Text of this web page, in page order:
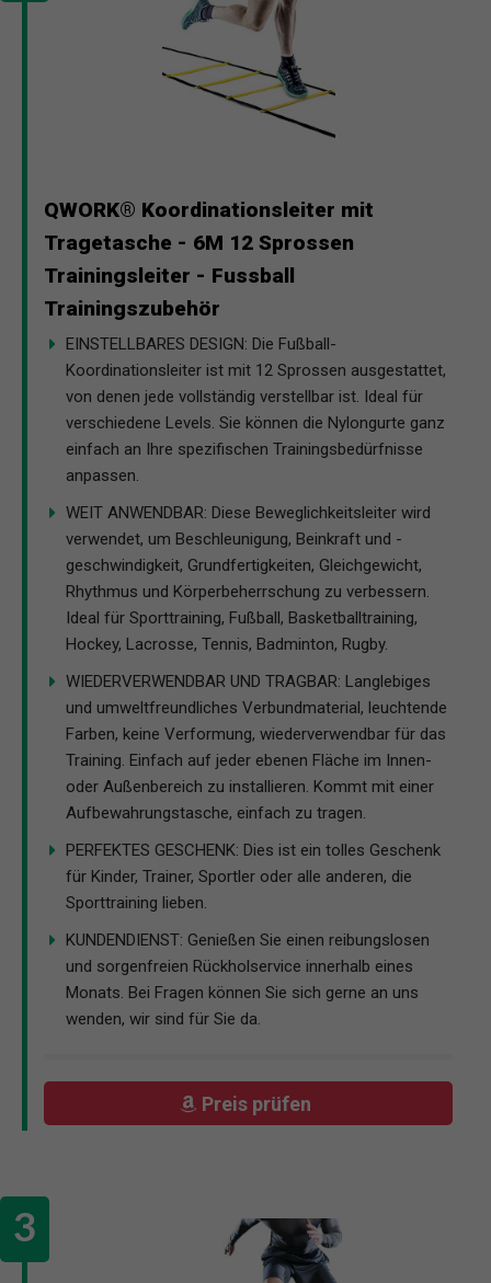
QWORK® Koordinationsleiter mit
Tragetasche - 6M 12 Sprossen
Trainingsleiter - Fussball
Trainingszubehör
EINSTELLBARES DESIGN: Die Fußball-
Koordinationsleiter ist mit 12 Sprossen ausgestattet,
von denen jede vollständig verstellbar ist. Ideal für
verschiedene Levels. Sie können die Nylongurte ganz
einfach an Ihre spezifischen Trainingsbedürfnisse
anpassen.
WEIT ANWENDBAR: Diese Beweglichkeitsleiter wird
verwendet, um Beschleunigung, Beinkraft und -
geschwindigkeit, Grundfertigkeiten, Gleichgewicht,
Rhythmus und Körperbeherrschung zu verbessern.
Ideal für Sporttraining, Fußball, Basketballtraining,
Hockey, Lacrosse, Tennis, Badminton, Rugby.
WIEDERVERWENDBAR UND TRAGBAR: Langlebiges
und umweltfreundliches Verbundmaterial, leuchtende
Farben, keine Verformung, wiederverwendbar für das
Training. Einfach auf jeder ebenen Fläche im Innen-
oder Außenbereich zu installieren. Kommt mit einer
Aufbewahrungstasche, einfach zu tragen.
PERFEKTES GESCHENK: Dies ist ein tolles Geschenk
für Kinder, Trainer, Sportler oder alle anderen, die
Sporttraining lieben.
KUNDENDIENST: Genießen Sie einen reibungslosen
und sorgenfreien Rückholservice innerhalb eines
Monats. Bei Fragen können Sie sich gerne an uns
wenden, wir sind für Sie da.
Preis prüfen